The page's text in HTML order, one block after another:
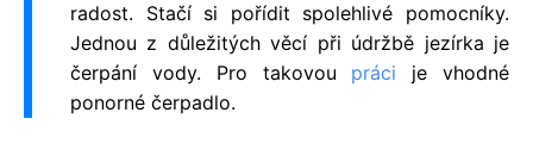
radost. Stačí si pořídit spolehlivé pomocníky.
Jednou z důležitých věcí při údržbě jezírka je
čerpání vody. Pro takovou práci je vhodné
ponorné čerpadlo.